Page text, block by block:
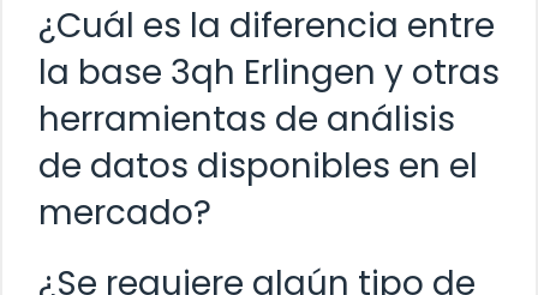
¿Cuál es la diferencia entre
la base 3qh Erlingen y otras
herramientas de análisis
de datos disponibles en el
mercado?
¿Se requiere algún tipo de